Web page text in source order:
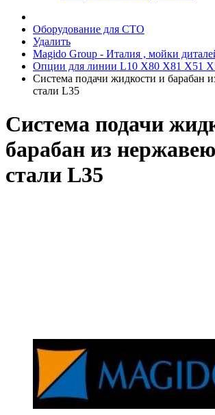
Оборудование для СТО
Удалить
Magido Group - Италия , мойки
Опции для линии L10 X80 X81 X51
Система подачи жидкости и барабан
стали L35
Система подачи
барабан из
стали L35